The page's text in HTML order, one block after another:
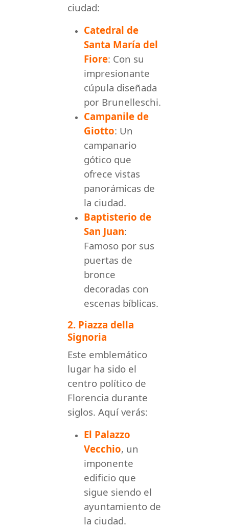
ciudad:
Catedral de
Santa María del
Fiore: Con su
impresionante
cúpula diseñada
por Brunelleschi.
Campanile de
Giotto: Un
campanario
gótico que
ofrece vistas
panorámicas de
la ciudad.
Baptisterio de
San Juan:
Famoso por sus
puertas de
bronce
decoradas con
escenas bíblicas.
2. Piazza della
Signoria
Este emblemático
lugar ha sido el
centro político de
Florencia durante
siglos. Aquí verás:
El Palazzo
Vecchio, un
imponente
edificio que
sigue siendo el
ayuntamiento de
la ciudad.